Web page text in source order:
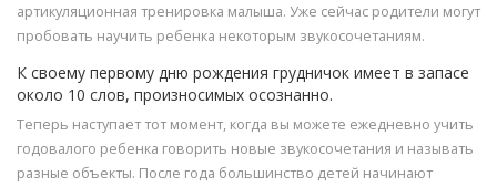
артикуляционная тренировка малыша. Уже сейчас родители могут
пробовать научить ребенка некоторым звукосочетаниям.
К своему первому дню рождения грудничок имеет в запасе
около 10 слов, произносимых осознанно.
Теперь наступает тот момент, когда вы можете ежедневно учить
годовалого ребенка говорить новые звукосочетания и называть
разные объекты. После года большинство детей начинают